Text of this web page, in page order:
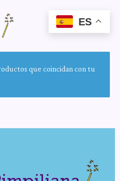
que coincidan con tu
ES